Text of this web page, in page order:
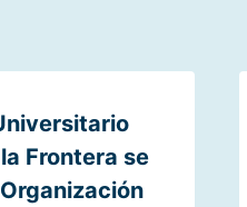
Frontera se